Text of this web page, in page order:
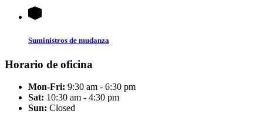
Suministros de mudanza
Horario de oficina
Mon-Fri: 9:30 am - 6:30 pm
Sat: 10:30 am - 4:30 pm
Sun: Closed